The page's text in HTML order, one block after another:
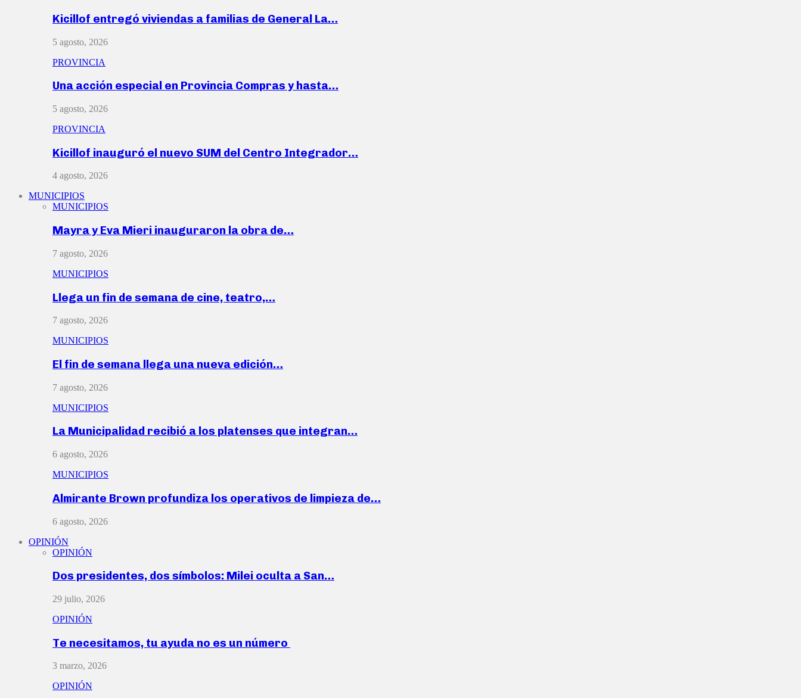
Kicillof entregó viviendas a familias de General La…
5 agosto, 2026
PROVINCIA
Una acción especial en Provincia Compras y hasta…
5 agosto, 2026
PROVINCIA
Kicillof inauguró el nuevo SUM del Centro Integrador…
4 agosto, 2026
MUNICIPIOS
MUNICIPIOS
Mayra y Eva Mieri inauguraron la obra de…
7 agosto, 2026
MUNICIPIOS
Llega un fin de semana de cine, teatro,…
7 agosto, 2026
MUNICIPIOS
El fin de semana llega una nueva edición…
7 agosto, 2026
MUNICIPIOS
La Municipalidad recibió a los platenses que integran…
6 agosto, 2026
MUNICIPIOS
Almirante Brown profundiza los operativos de limpieza de…
6 agosto, 2026
OPINIÓN
OPINIÓN
Dos presidentes, dos símbolos: Milei oculta a San…
29 julio, 2026
OPINIÓN
Te necesitamos, tu ayuda no es un número
3 marzo, 2026
OPINIÓN